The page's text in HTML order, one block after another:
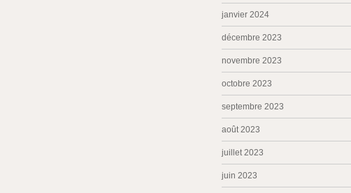
janvier 2024
décembre 2023
novembre 2023
octobre 2023
septembre 2023
août 2023
juillet 2023
juin 2023